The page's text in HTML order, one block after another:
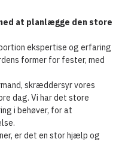
at planlægge den store
ekspertise og erfaring
former for fester, med
skræddersyr vores
dag. Vi har det store
i behøver, for at
er det en stor hjælp og